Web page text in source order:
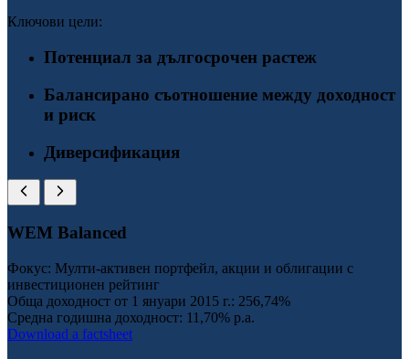
Ключови цели:
Потенциал за дългосрочен растеж
Балансирано съотношение между доходност
и риск
Диверсификация
WEM Balanced
Фокус: Мулти-активен портфейл, акции и облигации с
инвестиционен рейтинг
Обща доходност от 1 януари 2015 г.: 256,74%
Средна годишна доходност: 11,70% p.a.
Download a factsheet